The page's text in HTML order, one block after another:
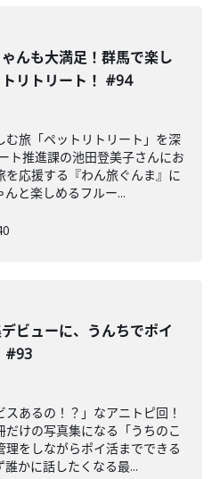
んも大満足！群馬で楽し
リトリート！ #94
む旅「ペットリトリート」を深
ト推進課の池田登美子さんにお
を応援する『わん旅ぐんま』に
と楽しめるフルー...
ビューに、うんちでポイ
#93
あるの！？」なアニトピ回！
けの写真集になる「うちのこ
をしながらポイ活までできる
かに話したくなる最...